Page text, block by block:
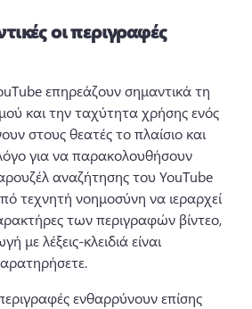
οι περιγραφές
επηρεάζουν σημαντικά τη
και την ταχύτητα χρήσης ενός
στους θεατές το πλαίσιο και
για να παρακολουθήσουν
αναζήτησης του YouTube
τεχνητή νοημοσύνη να ιεραρχεί
των περιγραφών βίντεο,
με λέξεις-κλειδιά είναι
ενθαρρύνουν επίσης